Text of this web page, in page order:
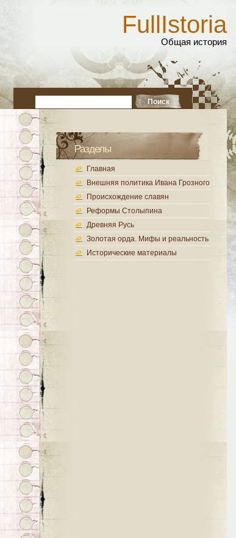
FullIstoria
Общая история
Разделы
Главная
Внешняя политика Ивана Грозного
Происхождение славян
Реформы Столыпина
Древняя Русь
Золотая орда. Мифы и реальность
Исторические материалы